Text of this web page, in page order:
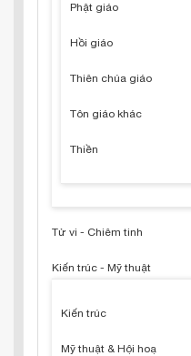
Phật giáo
Hồi giáo
Thiên chúa giáo
Tôn giáo khác
Thiền
Tử vi - Chiêm tinh
Kiến trúc - Mỹ thuật
Kiến trúc
Mỹ thuật & Hội hoạ